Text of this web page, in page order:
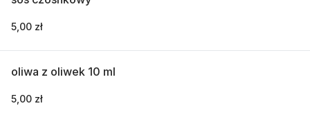
5,00 zł
oliwa z oliwek 10 ml
5,00 zł